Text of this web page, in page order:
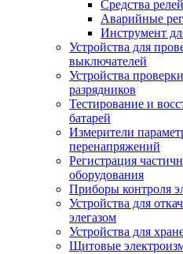
Средства
Аварийные
Инструмент
Устройства для
выключателей
Устройства
разрядников
Тестирование и
батарей
Измерители
перенапряжений
Регистрация
оборудования
Приборы контроля
Устройства для
элегазом
Устройства для
Щитовые